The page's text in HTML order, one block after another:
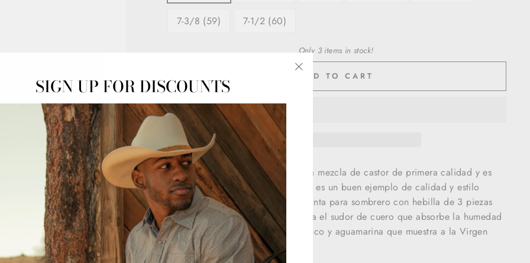
7-3/8 (59) 7-1/2 (60)
Only 3 items in stock!
ADD TO CART
La 6x Guadalupana cuenta con una mezcla de castor de primera calidad y es
suave al tacto. El sombrero Stetson es un buen ejemplo de calidad y estilo
únicos. Cuenta con una hermosa cinta para sombrero con hebilla de 3 piezas
con la Virgen María, una cinta para el sudor de cuero que absorbe la humedad
y una corona forrada de satén blanco y aguamarina que muestra a la Virgen
María.
SIGN UP FOR DISCOUNTS
"Close